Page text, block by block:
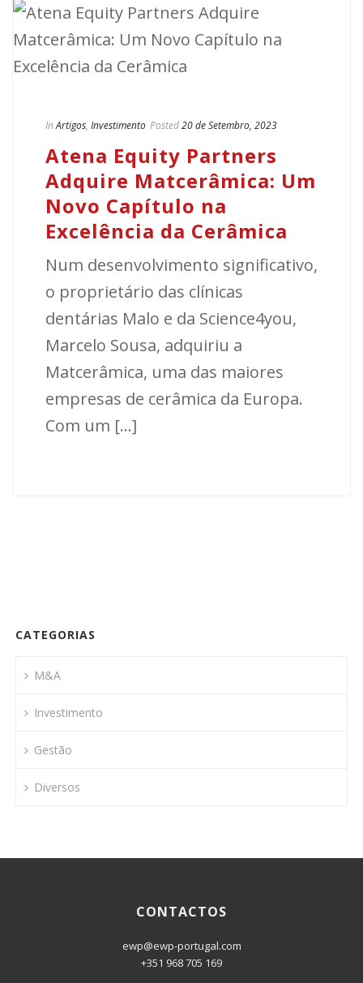
In Artigos, Investimento Posted20 de Setembro, 2023
Atena Equity Partners
Adquire Matcerâmica: Um
Novo Capítulo na
Excelência da Cerâmica
Num desenvolvimento significativo,
o proprietário das clínicas
dentárias Malo e da Science4you,
Marcelo Sousa, adquiriu a
Matcerâmica, uma das maiores
empresas de cerâmica da Europa.
Com um [...]
CATEGORIAS
M&A
Investimento
Gestão
Diversos
CONTACTOS
ewp@ewp-portugal.com
+351 968 705 169